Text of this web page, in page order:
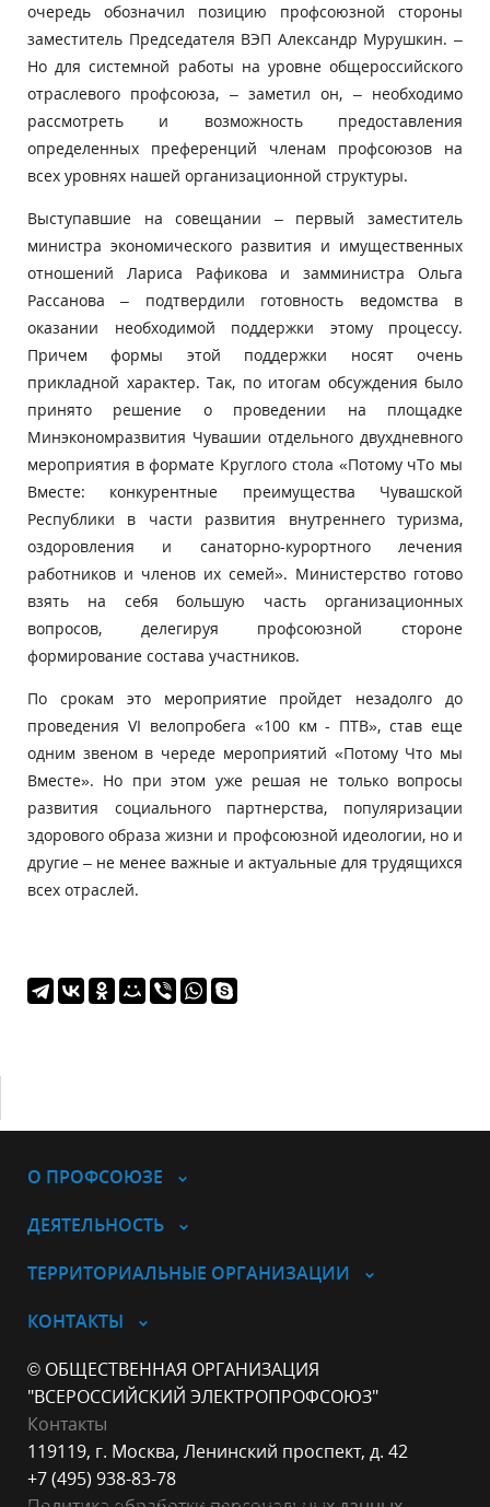
очередь обозначил позицию профсоюзной стороны
заместитель Председателя ВЭП Александр Мурушкин. –
Но для системной работы на уровне общероссийского
отраслевого профсоюза, – заметил он, – необходимо
рассмотреть и возможность предоставления
определенных преференций членам профсоюзов на
всех уровнях нашей организационной структуры.
Выступавшие на совещании – первый заместитель
министра экономического развития и имущественных
отношений Лариса Рафикова и замминистра Ольга
Рассанова – подтвердили готовность ведомства в
оказании необходимой поддержки этому процессу.
Причем формы этой поддержки носят очень
прикладной характер. Так, по итогам обсуждения было
принято решение о проведении на площадке
Минэкономразвития Чувашии отдельного двухдневного
мероприятия в формате Круглого стола «Потому чТо мы
Вместе: конкурентные преимущества Чувашской
Республики в части развития внутреннего туризма,
оздоровления и санаторно-курортного лечения
работников и членов их семей». Министерство готово
взять на себя большую часть организационных
вопросов, делегируя профсоюзной стороне
формирование состава участников.
По срокам это мероприятие пройдет незадолго до
проведения VI велопробега «100 км - ПТВ», став еще
одним звеном в череде мероприятий «Потому Что мы
Вместе». Но при этом уже решая не только вопросы
развития социального партнерства, популяризации
здорового образа жизни и профсоюзной идеологии, но и
другие – не менее важные и актуальные для трудящихся
всех отраслей.
О ПРОФСОЮЗЕ
ДЕЯТЕЛЬНОСТЬ
ТЕРРИТОРИАЛЬНЫЕ ОРГАНИЗАЦИИ
КОНТАКТЫ
© ОБЩЕСТВЕННАЯ ОРГАНИЗАЦИЯ
"ВСЕРОССИЙСКИЙ ЭЛЕКТРОПРОФСОЮЗ"
Контакты
119119, г. Москва, Ленинский проспект, д. 42
+7 (495) 938-83-78